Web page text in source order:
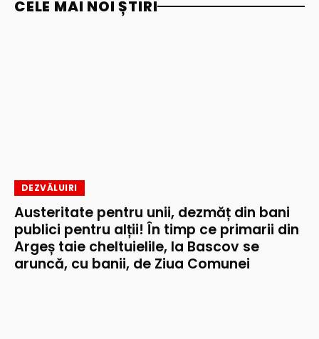
CELE MAI NOI ȘTIRI
DEZVĂLUIRI
Austeritate pentru unii, dezmăț din bani
publici pentru alții! În timp ce primarii din
Argeș taie cheltuielile, la Bascov se
aruncă, cu banii, de Ziua Comunei